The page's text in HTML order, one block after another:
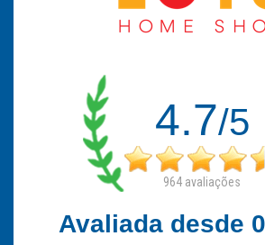
4.7/5
964 avaliações
Avaliada desde